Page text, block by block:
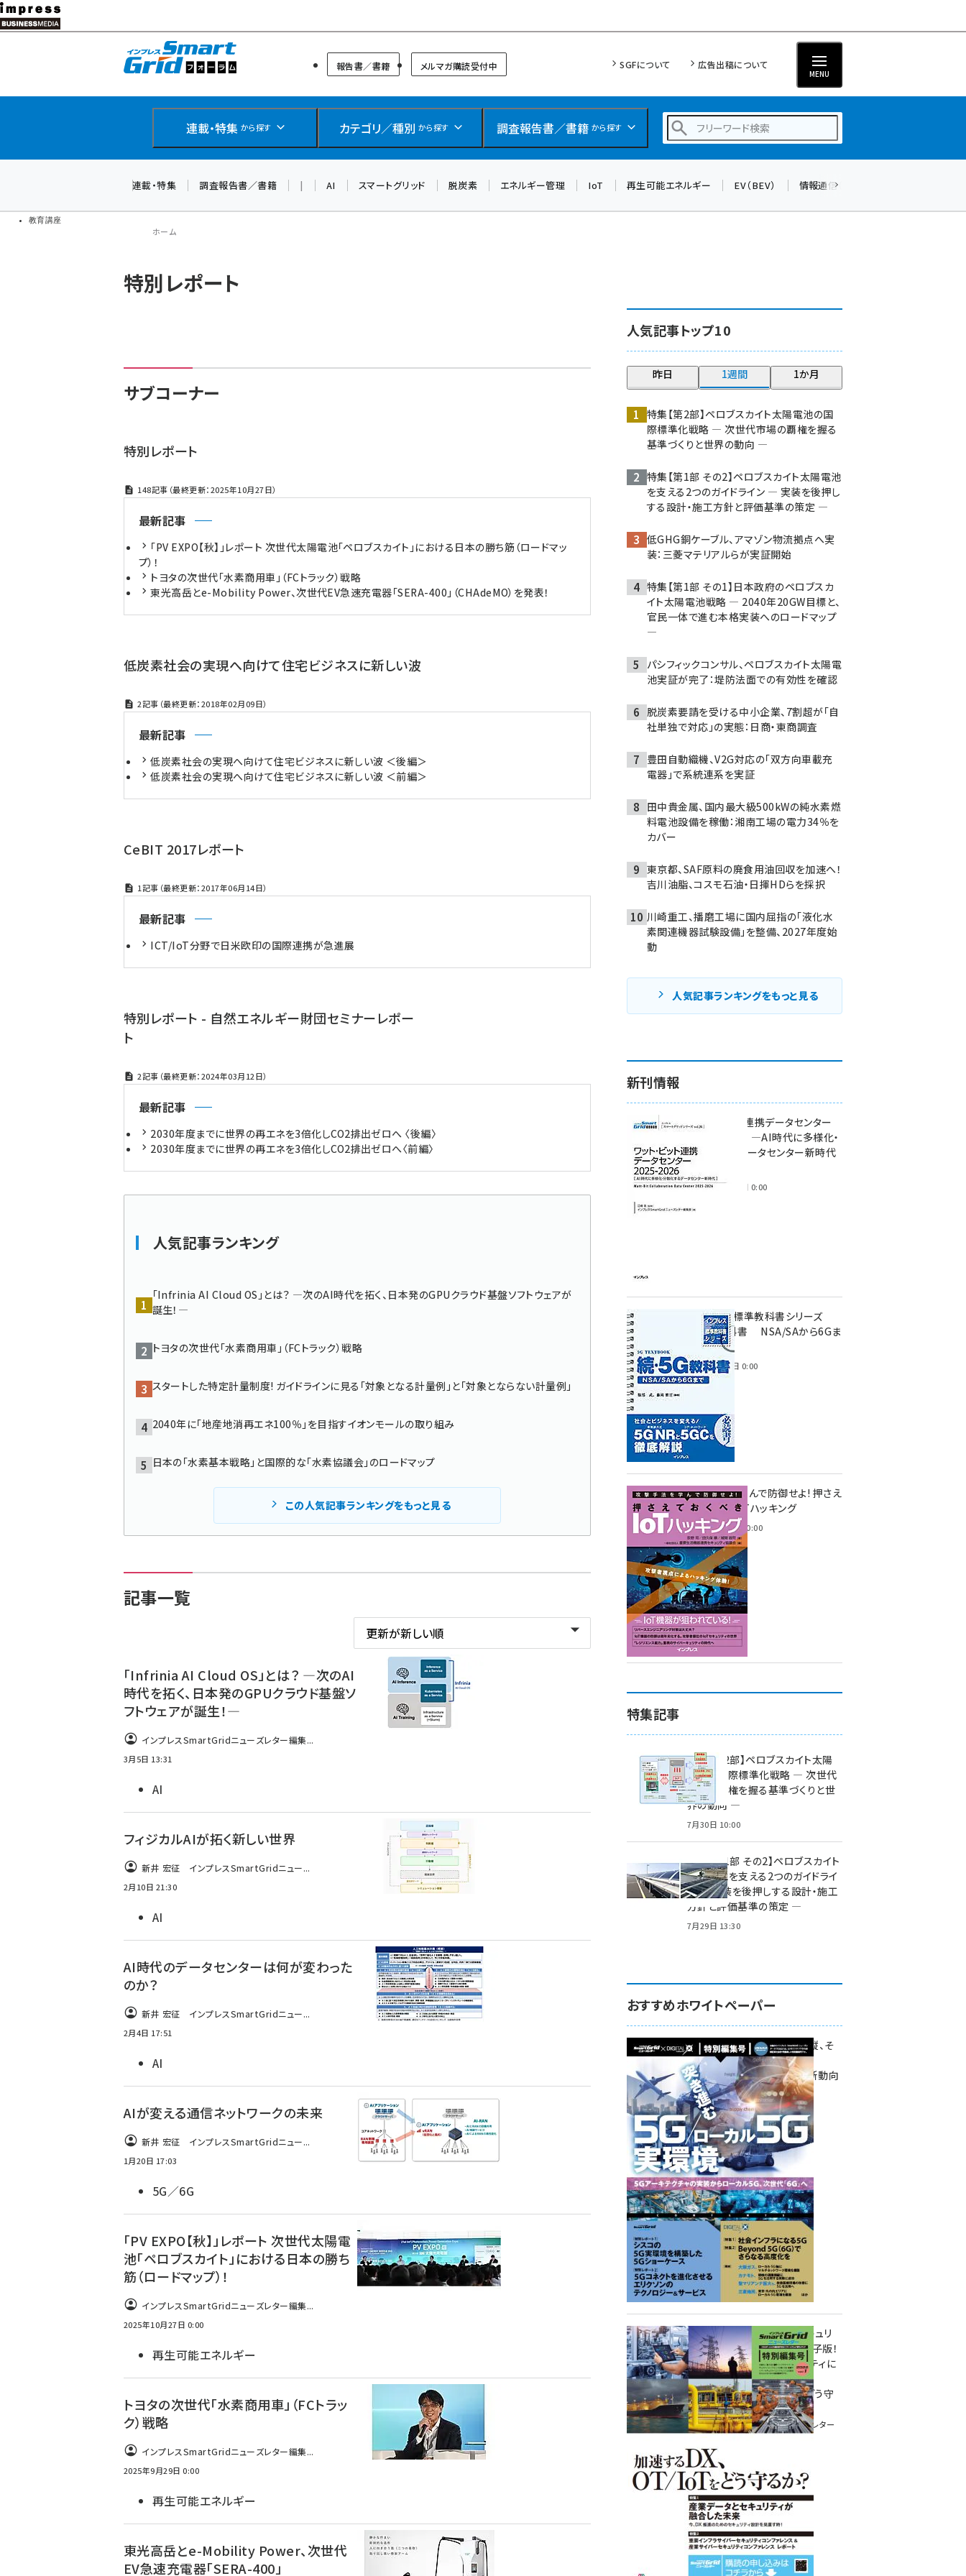
メ
イ
教育講座
スマートグリッドフォーラム
報告書／書籍 メルマガ購読受付中 SGFについて 広告出稿について
MENU
連載・特集 から探す カテゴリ／種別 から探す 調査報告書／書籍 から探す
ngn (279)
大串 (222)
aitras (185)
タンデム (149)
連載・特集 調査報告書／書籍 | AI スマートグリッド 脱炭素 エネルギー管理 IoT 再生可能エネルギー EV（BEV） 情報通信（ICT）
ン
ホーム
特別レポート
サブコーナー
特別レポート
148記事（最終更新：2025年10月27日）
最新記事
「PV EXPO【秋】」レポート 次世代太陽電池「ペロブスカイト」における日本の勝ち筋（ロードマッ
プ）！
トヨタの次世代「水素商用車」（FCトラック）戦略
東光高岳とe-Mobility Power、次世代EV急速充電器「SERA-400」（CHAdeMO）を発表！
低炭素社会の実現へ向けて住宅ビジネスに新しい波
2記事（最終更新：2018年02月09日）
最新記事
低炭素社会の実現へ向けて住宅ビジネスに新しい波 ＜後編＞
低炭素社会の実現へ向けて住宅ビジネスに新しい波 ＜前編＞
CeBIT 2017レポート
1記事（最終更新：2017年06月14日）
最新記事
ICT/IoT分野で日米欧印の国際連携が急進展
特別レポート - 自然エネルギー財団セミナーレポー
ト
2記事（最終更新：2024年03月12日）
最新記事
2030年度までに世界の再エネを3倍化しCO2排出ゼロへ 〈後編〉
2030年度までに世界の再エネを3倍化しCO2排出ゼロへ〈前編〉
人気記事ランキング
「Infrinia AI Cloud OS」とは？ ―次のAI時代を拓く、日本発のGPUクラウド基盤ソフトウェアが
誕生！―
トヨタの次世代「水素商用車」（FCトラック）戦略
スタートした特定計量制度! ガイドラインに見る「対象となる計量例」と「対象とならない計量例」
2040年に「地産地消再エネ100％」を目指すイオンモールの取り組み
日本の「水素基本戦略」と国際的な「水素協議会」のロードマップ
この人気記事ランキングをもっと見る
記事一覧
「Infrinia AI Cloud OS」とは？ ―次のAI
時代を拓く、日本発のGPUクラウド基盤ソ
フトウェアが誕生！―
インプレスSmartGridニューズレター編集...
3月5日 13:31
AI
フィジカルAIが拓く新しい世界
新井 宏征 インプレスSmartGridニュー...
2月10日 21:30
AI
AI時代のデータセンターは何が変わった
のか？
新井 宏征 インプレスSmartGridニュー...
2月4日 17:51
AI
AIが変える通信ネットワークの未来
新井 宏征 インプレスSmartGridニュー...
1月20日 17:03
5G／6G
「PV EXPO【秋】」レポート 次世代太陽電
池「ペロブスカイト」における日本の勝ち
筋（ロードマップ）！
インプレスSmartGridニューズレター編集...
2025年10月27日 0:00
再生可能エネルギー
トヨタの次世代「水素商用車」（FCトラッ
ク）戦略
インプレスSmartGridニューズレター編集...
2025年9月29日 0:00
再生可能エネルギー
東光高岳とe-Mobility Power、次世代
EV急速充電器「SERA-400」
人気記事トップ10
昨日 1週間 1か月
特集【第2部】ペロブスカイト太陽電池の国
際標準化戦略 ― 次世代市場の覇権を握る
基準づくりと世界の動向 ―
特集【第1部 その2】ペロブスカイト太陽電池
を支える2つのガイドライン ― 実装を後押し
する設計・施工方針と評価基準の策定 ―
低GHG銅ケーブル、アマゾン物流拠点へ実
装：三菱マテリアルらが実証開始
特集【第1部 その1】日本政府のペロブスカ
イト太陽電池戦略 ― 2040年20GW目標と、
官民一体で進む本格実装へのロードマップ
―
パシフィックコンサル、ペロブスカイト太陽電
池実証が完了：堤防法面での有効性を確認
脱炭素要請を受ける中小企業、7割超が「自
社単独で対応」の実態：日商・東商調査
豊田自動織機、V2G対応の「双方向車載充
電器」で系統連系を実証
田中貴金属、国内最大級500kWの純水素燃
料電池設備を稼働：湘南工場の電力34％を
カバー
東京都、SAF原料の廃食用油回収を加速へ！
吉川油脂、コスモ石油・日揮HDらを採択
川崎重工、播磨工場に国内屈指の「液化水
素関連機器試験設備」を整備、2027年度始
動
人気記事ランキングをもっと見る
新刊情報
ワット・ビット連携データセンター
2025-2026 ―AI時代に多様化・
分散化するデータセンター新時代
2025年11月28日 0:00
インプレス標準教科書シリーズ
続・5G教科書 NSA/SAから6Gま
2023年4月3日 0:00
攻撃手法を学んで防御せよ! 押さえ
ておくべきIoTハッキング
2022年6月14日 0:00
特集記事
特集【第2部】ペロブスカイト太陽
電池の国際標準化戦略 ― 次世代
市場の覇権を握る基準づくりと世
界の動向 ―
7月30日 10:00
特集【第1部 その2】ペロブスカイト
太陽電池を支える2つのガイドライ
ン ― 実装を後押しする設計・施工
方針と評価基準の策定 ―
7月29日 13:30
おすすめホワイトペーパー
環境対策、建機の遠隔操縦、そ
して医療。
次世代通信規格「5G」最新動向
をこの1冊で学ぶ
SmartGrid ニューズレター ×
DIGITAL X 特別編集号 2022
Summer
重要インフラサイバーセキュリ
ティコンファレンス特別電子版！
― 産業サイバーセキュリティに
関わる全ての方へ！ ―
加速するDX、OT/IoTをどう守
るか？
インプレス SmartGridニューズレター